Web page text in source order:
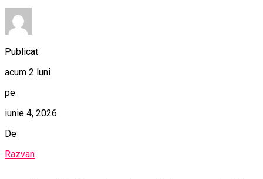
Publicat
acum 2 luni
pe
iunie 4, 2026
De
Razvan